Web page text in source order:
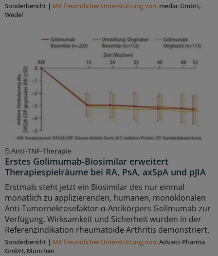
Sonderbericht | Mit freundlicher Unterstützung von: medac GmbH,
Wedel
Anti-TNF-Therapie
Erstes Golimumab-Biosimilar erweitert
Therapiespielräume bei RA, PsA, axSpA und pJIA
Erstmals steht jetzt ein Biosimilar des nur einmal
monatlich zu applizierenden, humanen, monoklonalen
Anti-Tumornekrosefaktor-α-Antikörpers Golimumab zur
Verfügung. Wirksamkeit und Sicherheit wurden in der
Referenzindikation rheumatoide Arthritis demonstriert.
Sonderbericht | Mit freundlicher Unterstützung von:Advanz Pharma
GmbH, München